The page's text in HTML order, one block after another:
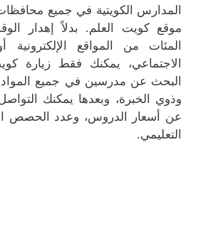
المدارس الكويتية في جميع
موقع كويت العلم. بدلاً إهدار
المئات من المواقع الإلكترونية
الاجتماعي، يمكنك فقط زيارة
البحث عن مدرسين في جميع المواد
وذوي الخبرة، وبعدها يمكنك
عن أسعار الدروس، وعدد الحصص
التعليمي.